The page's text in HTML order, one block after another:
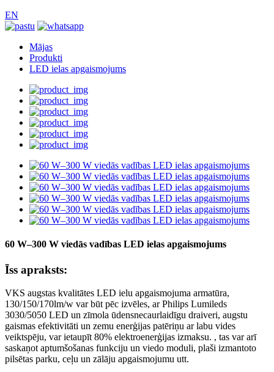
EN
Mājas
Produkti
LED ielas apgaismojums
60 W–300 W viedās vadības LED ielas apgaismojums
Īss apraksts:
VKS augstas kvalitātes LED ielu apgaismojuma armatūra,
130/150/170lm/w var būt pēc izvēles, ar Philips Lumileds
3030/5050 LED un zīmola ūdensnecaurlaidīgu draiveri, augstu
gaismas efektivitāti un zemu enerģijas patēriņu ar labu vides
veiktspēju, var ietaupīt 80% elektroenerģijas izmaksu. , tas var arī
saskaņot aptumšošanas funkciju un viedo moduli, plaši izmantoto
pilsētas parku, ceļu un zālāju apgaismojumu utt.